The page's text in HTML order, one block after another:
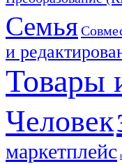
Семья
и
Товары
Человек
маркетплейс